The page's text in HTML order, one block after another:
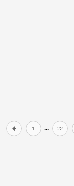
1 ... 22